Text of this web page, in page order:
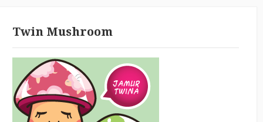
Twin Mushroom